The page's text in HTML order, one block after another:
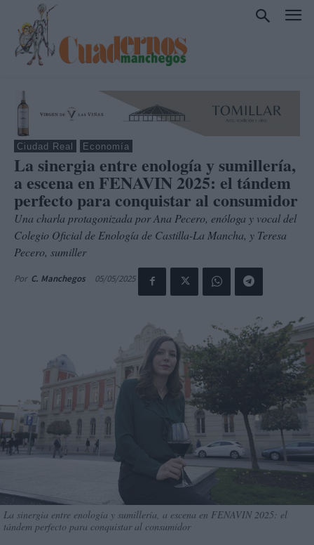
Ciudad Real Economía
La sinergia entre enología y sumillería,
a escena en FENAVIN 2025: el tándem
perfecto para conquistar al consumidor
Una charla protagonizada por Ana Pecero, enóloga y vocal del
Colegio Oficial de Enología de Castilla-La Mancha, y Teresa
Pecero, sumiller
Por C. Manchegos 05/05/2025
La sinergia entre enología y sumillería, a escena en FENAVIN 2025: el
tándem perfecto para conquistar al consumidor